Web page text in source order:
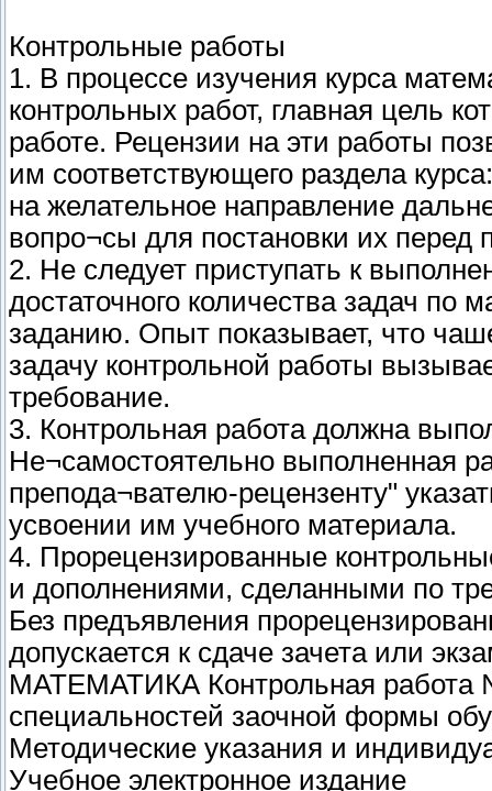
Контрольные работы
1. В процессе изучения курса
контрольных работ, главная цель
работе. Рецензии на эти работы
им соответствующего раздела
на желательное направление
вопро¬сы для постановки их перед
2. Не следует приступать к
достаточного количества задач по
заданию. Опыт показывает, что
задачу контрольной работы
требование.
3. Контрольная работа должна
Не¬самостоятельно выполненная
препода¬вателю-рецензенту"
усвоении им учебного материала.
4. Прорецензированные
и дополнениями, сделанными по
Без предъявления
допускается к сдаче зачета или
МАТЕМАТИКА Контрольная работа
специальностей заочной формы
Методические указания и
Учебное электронное издание